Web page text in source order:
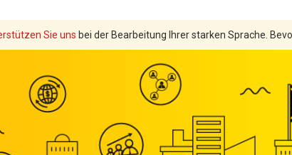
Sie uns bei der Bearbeitung Ihrer starken Sprache.